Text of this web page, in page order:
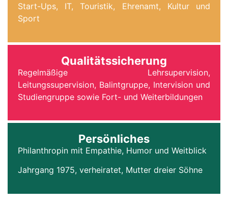
Start-Ups, IT, Touristik, Ehrenamt, Kultur und
Sport
Qualitätssicherung
Regelmäßige Lehrsupervision,
Leitungssupervision, Balintgruppe, Intervision und
Studiengruppe sowie Fort- und Weiterbildungen
Persönliches
Philanthropin mit Empathie, Humor und Weitblick
Jahrgang 1975, verheiratet, Mutter dreier Söhne